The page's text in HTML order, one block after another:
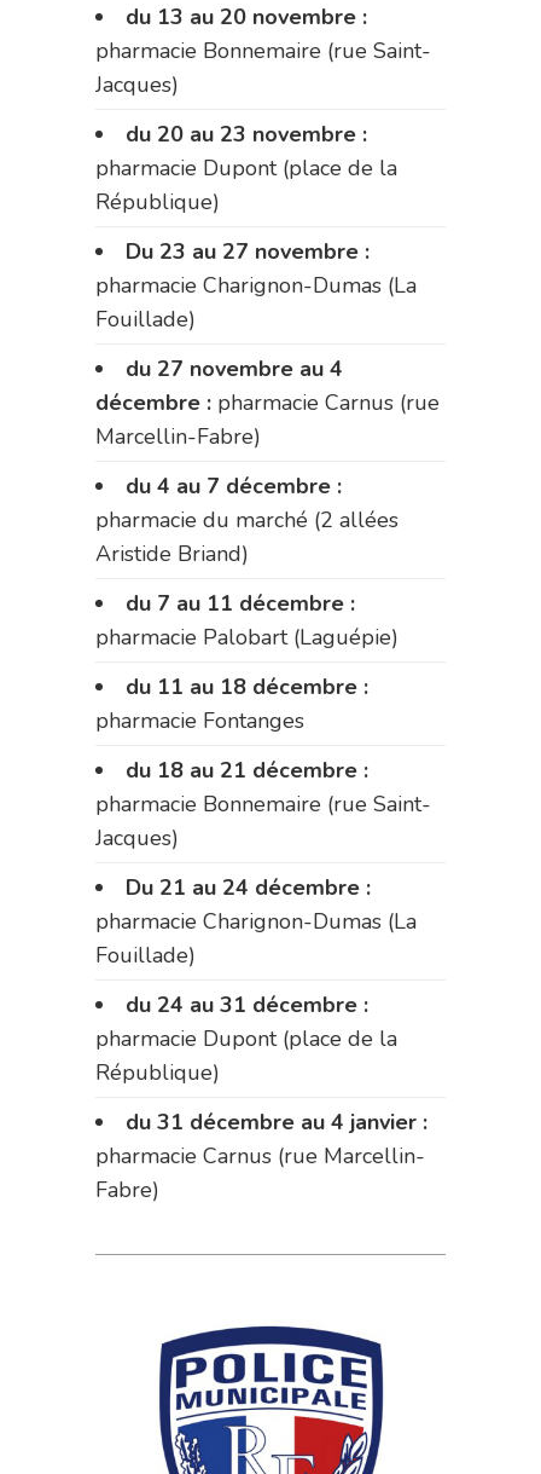
du 13 au 20 novembre :
pharmacie Bonnemaire (rue Saint-
Jacques)
du 20 au 23 novembre :
pharmacie Dupont (place de la
République)
Du 23 au 27 novembre :
pharmacie Charignon-Dumas (La
Fouillade)
du 27 novembre au 4
décembre : pharmacie Carnus (rue
Marcellin-Fabre)
du 4 au 7 décembre :
pharmacie du marché (2 allées
Aristide Briand)
du 7 au 11 décembre :
pharmacie Palobart (Laguépie)
du 11 au 18 décembre :
pharmacie Fontanges
du 18 au 21 décembre :
pharmacie Bonnemaire (rue Saint-
Jacques)
Du 21 au 24 décembre :
pharmacie Charignon-Dumas (La
Fouillade)
du 24 au 31 décembre :
pharmacie Dupont (place de la
République)
du 31 décembre au 4 janvier :
pharmacie Carnus (rue Marcellin-
Fabre)